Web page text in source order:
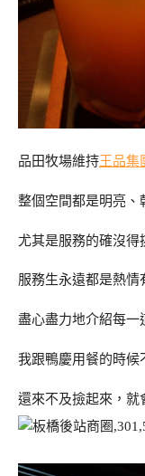
品田牧場維持王品集
整個空間都是明亮、
尤其是服務的確沒得
服務生永遠都是熱情
盡心盡力地介紹每一
我跟鴨慶用餐的時候
還來不及撿起來，就